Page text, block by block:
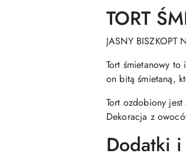
TORT
JASNY BISZKOPT
Tort śmietanowy to
on bitą śmietaną,
Tort ozdobiony
Dekoracja z
Dodatki